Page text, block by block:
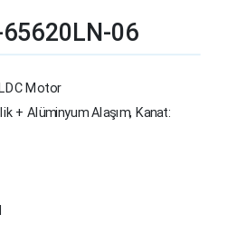
65620LN-06
Motor
+ Alüminyum Alaşım, Kanat: